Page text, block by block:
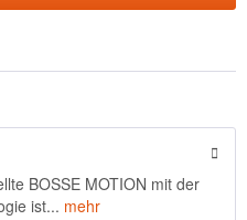
BOSSE MOTION mit der
ist... mehr